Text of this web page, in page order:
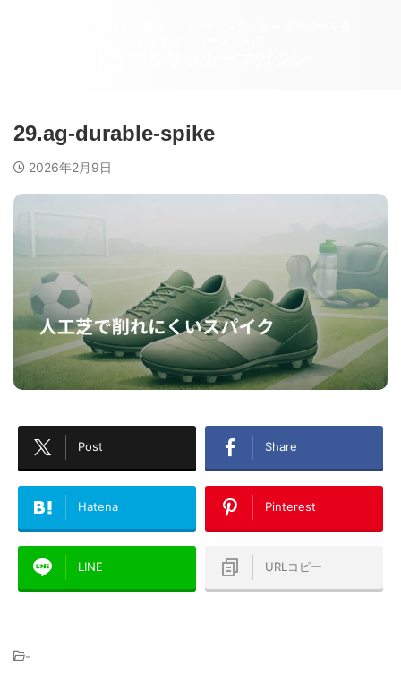
29.ag-durable-spike
2026年2月9日
Post Share
Hatena Pinterest
LINE URLコピー
-